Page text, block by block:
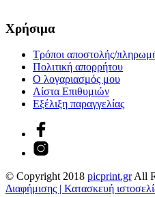
Χρήσιμα
Τρόποι αποστολής/
Πολιτική απορρήτου
Ο λογαριασμός μου
Λίστα Επιθυμιών
Εξέλιξη παραγγελίας
© Copyright 2018 picprint.grAll
Διαφήμισης | Κατασκευή